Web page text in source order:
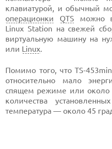
клавиатурой, и обычный
операционки
QTS можно
Linux Station на свежей
виртуальную машину на
или Linux.
Помимо того, что TS-
относительно мало
спящем режиме или около
количества
температура — около 45